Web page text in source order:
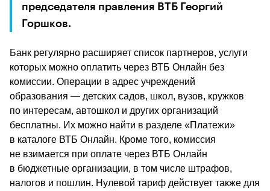
председателя правления ВТБ Георгий
Горшков.
Банк регулярно расширяет список партнеров, услуги
которых можно оплатить через ВТБ Онлайн без
комиссии. Операции в адрес учреждений
образования — детских садов, школ, вузов, кружков
по интересам, автошкол и других организаций
бесплатны. Их можно найти в разделе «Платежи»
в каталоге ВТБ Онлайн. Кроме того, комиссия
не взимается при оплате через ВТБ Онлайн
в бюджетные организации, в том числе штрафов,
налогов и пошлин. Нулевой тариф действует также для